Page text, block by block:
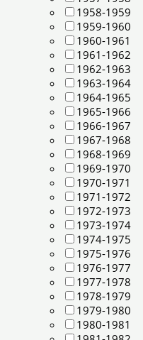
1958-1959
1959-1960
1960-1961
1961-1962
1962-1963
1963-1964
1964-1965
1965-1966
1966-1967
1967-1968
1968-1969
1969-1970
1970-1971
1971-1972
1972-1973
1973-1974
1974-1975
1975-1976
1976-1977
1977-1978
1978-1979
1979-1980
1980-1981